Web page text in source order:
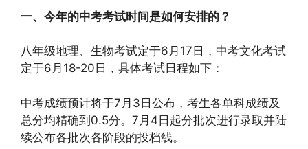
一、今年的中考考试时间是如何安排的？
八年级地理、生物考试定于6月17日，中考文化考试
定于6月18-20日，具体考试日程如下：
中考成绩预计将于7月3日公布，考生各单科成绩及
总分均精确到0.5分。7月4日起分批次进行录取并陆
续公布各批次各阶段的投档线。